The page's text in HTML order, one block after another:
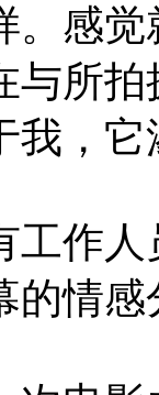
。感
与所
我，
工作
的情